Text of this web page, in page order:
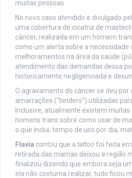
muitas pessoas.
No novo caso atendido e divulgado
uma cobertura de cicatriz de
câncer, realizada em um homem
como um alerta sobre a necessidade
melhoramentos na área da saúde
atendimento das demandas dessa
historicamente negligenciada e
O agravamento do câncer se deu
amarrações (“binders”) utilizadas
Inclusive, atualmente existem
homens trans sobre como usar de
o que inclui, tempo de uso por dia,
Flavia contou que a tattoo foi feita em
retirada das mamas deixou a região
finalizou dizendo que embora seja
ela não costuma realizar, tudo ficou